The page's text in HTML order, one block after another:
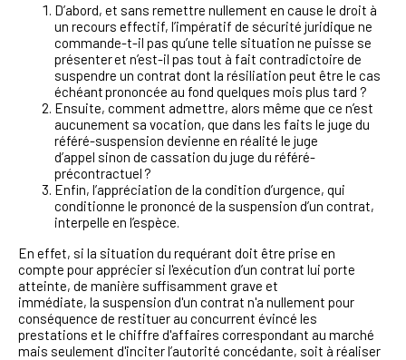
D’abord, et sans remettre nullement en cause le droit à
un recours effectif, l’impératif de sécurité juridique ne
commande-t-il pas qu’une telle situation ne puisse se
présenter et n’est-il pas tout à fait contradictoire de
suspendre un contrat dont la résiliation peut être le cas
échéant prononcée au fond quelques mois plus tard ?
Ensuite, comment admettre, alors même que ce n’est
aucunement sa vocation, que dans les faits le juge du
référé-suspension devienne en réalité le juge
d’appel sinon de cassation du juge du référé-
précontractuel ?
Enfin, l’appréciation de la condition d’urgence, qui
conditionne le prononcé de la suspension d’un contrat,
interpelle en l’espèce.
En effet, si la situation du requérant doit être prise en
compte pour apprécier si l'exécution d’un contrat lui porte
atteinte, de manière suffisamment grave et
immédiate, la suspension d'un contrat n'a nullement pour
conséquence de restituer au concurrent évincé les
prestations et le chiffre d'affaires correspondant au marché
mais seulement d'inciter l’autorité concédante, soit à réaliser